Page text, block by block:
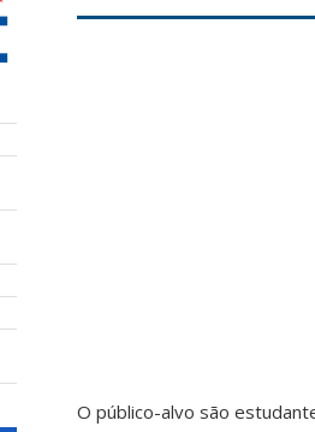
O público-alvo são